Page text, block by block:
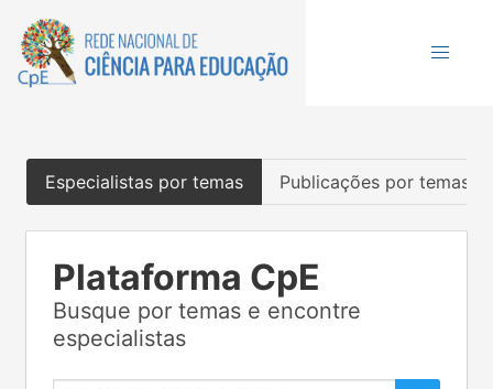
Especialistas por temas Publicações por temas
Plataforma CpE
Busque por temas e encontre
especialistas